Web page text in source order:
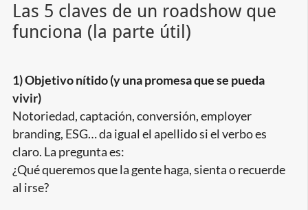
Las 5 claves de un roadshow que
funciona (la parte útil)
1) Objetivo nítido (y una promesa que se pueda
vivir)
Notoriedad, captación, conversión, employer
branding, ESG… da igual el apellido si el verbo es
claro. La pregunta es:
¿Qué queremos que la gente haga, sienta o recuerde
al irse?